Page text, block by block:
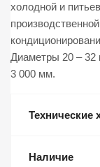
холодной и
Диаметры 20 – 32
3 000 мм.
Технические
Наличие